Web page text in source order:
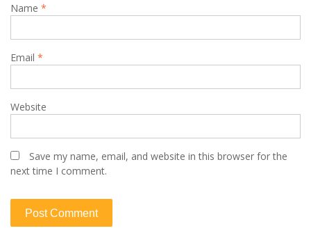
Name *
Email *
Website
Save my name, email, and website in this browser for the
next time I comment.